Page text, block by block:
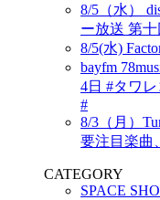
8/5（水）
ー放送 第十
8/5(水)
bayfm
4日 #タワ
#
8/3（月）
要注目楽曲
CATEGORY
SPACE